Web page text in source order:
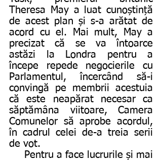
Theresa May a luat cunoștință
de acest plan și s-a arătat de
acord cu el. Mai mult, May a
precizat că se va întoarce
astăzi la Londra pentru a
începe repede negocierile cu
Parlamentul, încercând să-i
convingă pe membrii acestuia
că este neapărat necesar ca
săptămâna viitoare, Camera
Comunelor să aprobe acordul,
în cadrul celei de-a treia serii
de vot.